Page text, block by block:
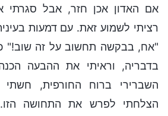
אם האדון אכן חזר, אבל סגרתי
רציתי לשמוע זאת. עם דמעות
"אח, בבקשה תחשוב על זה שוב!"
בדבריה, וראיתי את ההבעה
השברירי ברוח החורפית, חשתי
הצלחתי לפרש את התחושה